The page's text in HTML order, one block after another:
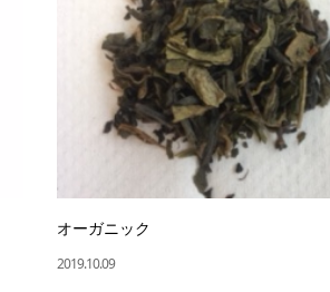
オーガニック
2019.10.09